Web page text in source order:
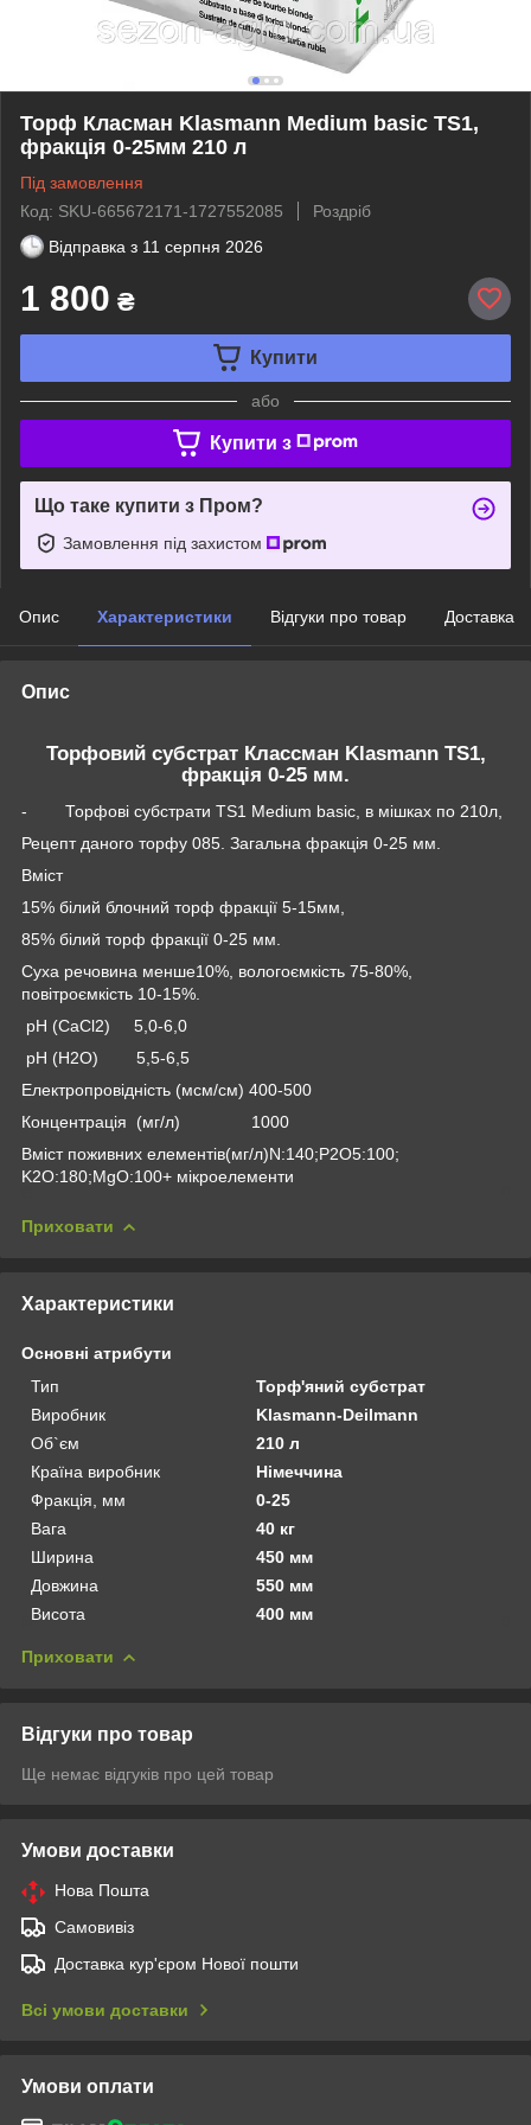
Торф Класман Klasmann Medium basic TS1,
фракція 0-25мм 210 л
Під замовлення
Код: SKU-665672171-1727552085
Роздріб
Відправка з 11 серпня 2026
1 800 ₴
Купити
або
Купити з
Що таке купити з Пром?
Замовлення під захистом
Опис Характеристики Відгуки про товар Доставка
Опис
Торфовий субстрат Классман Klasmann TS1,
фракція 0-25 мм.
- Торфові субстрати TS1 Medium basic, в мішках по 210л,
Рецепт даного торфу 085. Загальна фракція 0-25 мм.
Вміст
15% білий блочний торф фракції 5-15мм,
85% білий торф фракції 0-25 мм.
Суха речовина менше10%, вологоємкість 75-80%,
повітроємкість 10-15%.
рН (СaCl2) 5,0-6,0
рН (Н2О) 5,5-6,5
Електропровідність (мсм/см) 400-500
Концентрація (мг/л) 1000
Вміст поживних елементів(мг/л)N:140;P2О5:100;
K2О:180;MgO:100+ мікроелементи
Приховати
Характеристики
Основні атрибути
Тип
Торф'яний субстрат
Виробник
Klasmann-Deilmann
Об`єм
210 л
Країна виробник
Німеччина
Фракція, мм
0-25
Вага
40 кг
Ширина
450 мм
Довжина
550 мм
Висота
400 мм
Приховати
Відгуки про товар
Ще немає відгуків про цей товар
Умови доставки
Нова Пошта
Самовивіз
Доставка кур'єром Нової пошти
Всі умови доставки
Умови оплати